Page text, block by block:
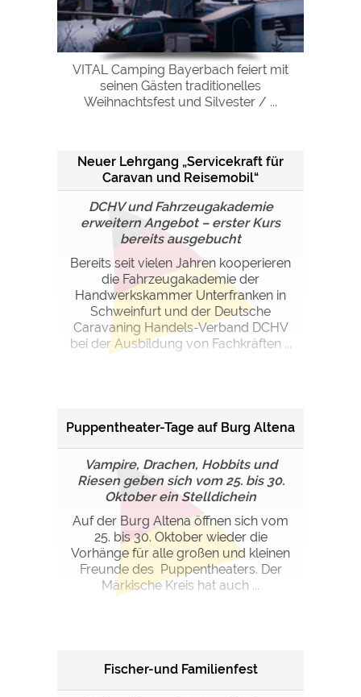
VITAL Camping Bayerbach feiert mit
seinen Gästen traditionelles
Weihnachtsfest und Silvester / ...
Neuer Lehrgang „Servicekraft für
Caravan und Reisemobil“
DCHV und Fahrzeugakademie
erweitern Angebot – erster Kurs
bereits ausgebucht
Bereits seit vielen Jahren kooperieren
die Fahrzeugakademie der
Handwerkskammer Unterfranken in
Schweinfurt und der Deutsche
Caravaning Handels-Verband DCHV
bei der Ausbildung von Fachkräften ...
Puppentheater-Tage auf Burg Altena
Vampire, Drachen, Hobbits und
Riesen geben sich vom 25. bis 30.
Oktober ein Stelldichein
Auf der Burg Altena öffnen sich vom
25. bis 30. Oktober wieder die
Vorhänge für alle großen und kleinen
Freunde des Puppentheaters. Der
Märkische Kreis hat auch ...
Fischer-und Familienfest